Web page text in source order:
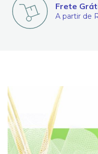
Frete
A partir de